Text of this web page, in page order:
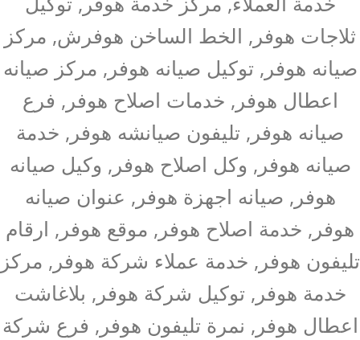
ثلاجات هوفر, الخط الساخن هوفرش, مركز
صيانه هوفر, توكيل صيانه هوفر, مركز صيانه
اعطال هوفر, خدمات اصلاح هوفر, فرع
صيانه هوفر, تليفون صيانشه هوفر, خدمة
صيانه هوفر, وكل اصلاح هوفر, وكيل صيانه
هوفر, صيانه اجهزة هوفر, عنوان صيانه
هوفر, خدمة اصلاح هوفر, موقع هوفر, ارقام
تليفون هوفر, خدمة عملاء شركة هوفر, مركز
خدمة هوفر, توكيل شركة هوفر, بلاغاشت
اعطال هوفر, نمرة تليفون هوفر, فرع شركة